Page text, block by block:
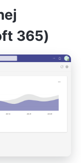
365)